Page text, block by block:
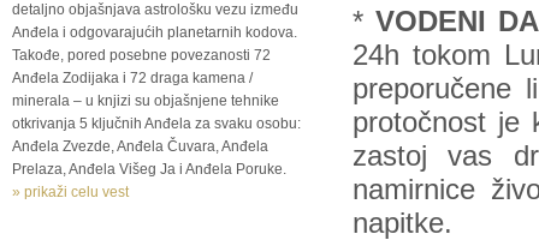
detaljno objašnjava astrološku vezu između
Anđela i odgovarajućih planetarnih kodova.
Takođe, pored posebne povezanosti 72
Anđela Zodijaka i 72 draga kamena /
minerala – u knjizi su objašnjene tehnike
otkrivanja 5 ključnih Anđela za svaku osobu:
Anđela Zvezde, Anđela Čuvara, Anđela
Prelaza, Anđela Višeg Ja i Anđela Poruke.
» prikaži celu vest
*VODENI
24h tokom
preporučene
protočnost je
zastoj vas
namirnice
napitke.